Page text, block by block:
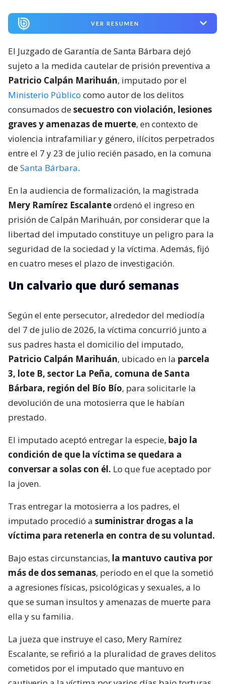
VER RESUMEN
El Juzgado de Garantía de Santa Bárbara dejó
sujeto a la medida cautelar de prisión preventiva a
Patricio Calpán Marihuán, imputado por el
Ministerio Público como autor de los delitos
consumados desecuestro con violación, lesiones
graves y amenazas de muerte, en contexto de
violencia intrafamiliar y género, ilícitos perpetrados
entre el 7 y 23 de julio recién pasado, en la comuna
deSanta Bárbara.
En la audiencia de formalización, la magistrada
Mery Ramírez Escalanteordenó el ingreso en
prisión de Calpán Marihuán, por considerar que la
libertad del imputado constituye un peligro para la
seguridad de la sociedad y la víctima. Además, fijó
en cuatro meses el plazo de investigación.
Un calvario que duró semanas
Según el ente persecutor, alrededor del mediodía
del 7 de julio de 2026, la víctima concurrió junto a
sus padres hasta el domicilio del imputado,
Patricio Calpán Marihuán, ubicado en la parcela
3, lote B, sector La Peña, comuna de Santa
Bárbara, región del Bío Bío, para solicitarle la
devolución de una motosierra que le habían
prestado.
El imputado aceptó entregar la especie, bajo la
condición de que la víctima se quedara a
conversar a solas con él. Lo que fue aceptado por
la joven.
Tras entregar la motosierra a los padres, el
imputado procedió a suministrar drogas a la
víctima para retenerla en contra de su voluntad.
Bajo estas circunstancias, la mantuvo cautiva por
más de dos semanas, periodo en el que la sometió
a agresiones físicas, psicológicas y sexuales, a lo
que se suman insultos y amenazas de muerte para
ella y su familia.
La jueza que instruye el caso, Mery Ramírez
Escalante, se refirió a la pluralidad de graves delitos
cometidos por el imputado que mantuvo en